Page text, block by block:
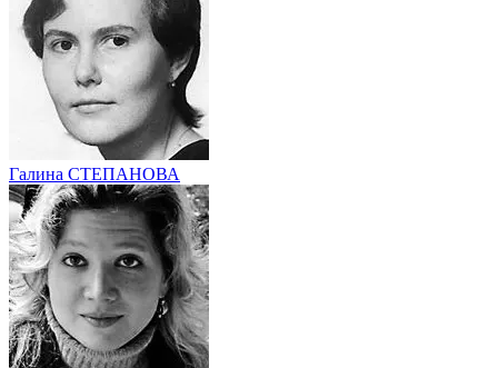
Галина СТЕПАНОВА